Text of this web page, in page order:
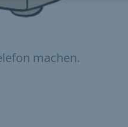
machen.